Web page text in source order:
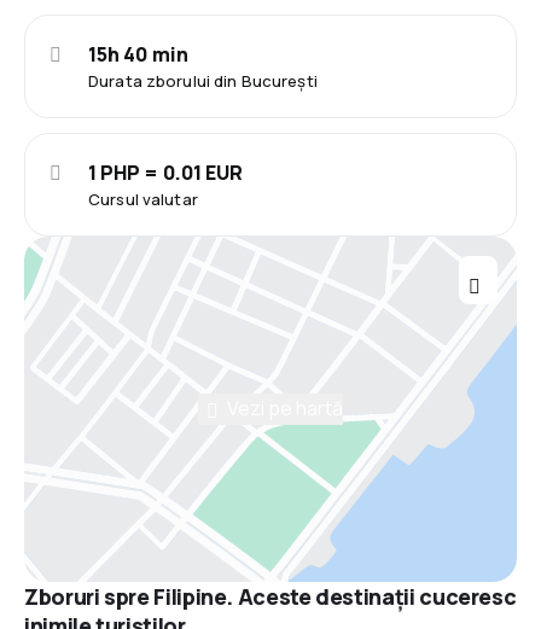
Durata zborului din București
15h 40 min
Cursul valutar
1 PHP = 0.01 EUR
Zboruri spre Filipine. Aceste destinații cuceresc